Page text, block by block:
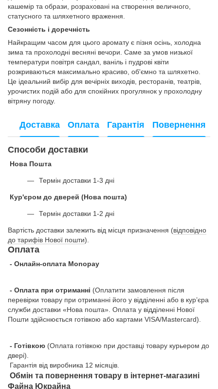
кашемір та образи, розраховані на створення величного,
статусного та шляхетного враження.
Сезонність і доречність
Найкращим часом для цього аромату є пізня осінь, холодна
зима та прохолодні весняні вечори. Саме за умов низької
температури повітря сандал, ваніль і пудрові квіти
розкриваються максимально красиво, об'ємно та шляхетно.
Це ідеальний вибір для вечірніх виходів, ресторанів, театрів,
урочистих подій або для спокійних прогулянок у прохолодну
вітряну погоду.
Доставка Оплата Гарантія Повернення
Способи доставки
Нова Пошта
Термін доставки 1-3 дні
Кур'єром до дверей (Нова пошта)
Термін доставки 1-2 дні
Вартість доставки залежить від місця призначення (відповідно
до тарифів Нової пошти).
Оплата
- Онлайн-оплата Monopay
- Оплата при отриманні (Оплатити замовлення після
перевірки товару при отриманні його у відділенні або в кур’єра
служби доставки «Нова пошта». Оплата у відділенні Нової
Пошти здійснюється готівкою або картами VISA/Mastercard).
- Готівкою (Оплата готівкою при доставці товару курьером до
двері).
Гарантія від виробника 12 місяців.
Обмін та повернення товару в інтернет-магазині
Файна Юкрайна